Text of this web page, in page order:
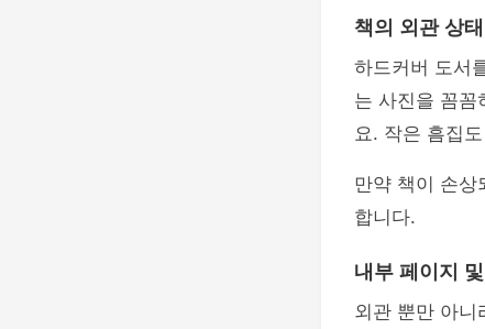
책의 외관 상
하드커버 도서
는 사진을 꼼꼼
요. 작은 흠집
만약 책이 손상
합니다.
내부 페이지
외관 뿐만 아니